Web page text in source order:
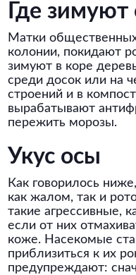
Где зимуют
Матки
колонии, покидают
зимуют в коре
среди досок или на
строений и в
вырабатывают
пережить морозы.
Укус осы
Как говорилось
как жалом, так и
такие агрессивные,
если от них
коже. Насекомые
приблизиться к их
предупреждают: